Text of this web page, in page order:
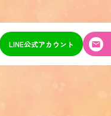
LINE公式アカウント